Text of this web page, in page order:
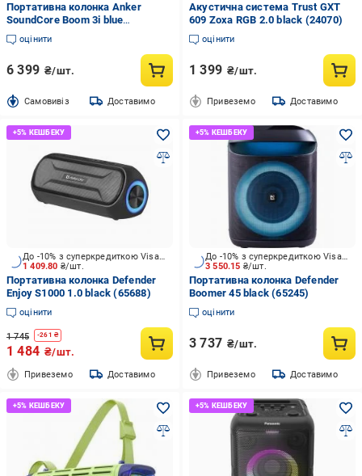
Портативна колонка Anker
SoundСore Boom 3i blue
(D5100030)
оцінити
6 399 ₴/шт.
Cамовивіз Доставимо
Акустична система Trust GXT
609 Zoxa RGB 2.0 black (24070)
оцінити
1 399 ₴/шт.
Привеземо Доставимо
1 409.80 ₴/шт.
До -10% з суперкредиткою Visa Вигода
Портативна колонка Defender
Enjoy S1000 1.0 black (65688)
оцінити
1 745 -261 ₴
1 484 ₴/шт.
Привеземо Доставимо
3 550.15 ₴/шт.
До -10% з суперкредиткою Visa Вигода
Портативна колонка Defender
Boomer 45 black (65245)
оцінити
3 737 ₴/шт.
Привеземо Доставимо